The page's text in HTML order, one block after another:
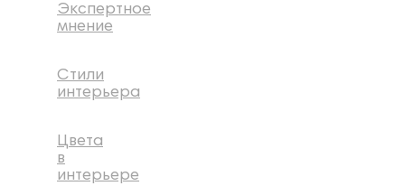
Экспертное
мнение
Стили
интерьера
Цвета
в
интерьере